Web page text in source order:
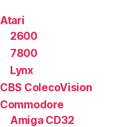
Atari
2600
7800
Lynx
CBS ColecoVision
Commodore
Amiga CD32